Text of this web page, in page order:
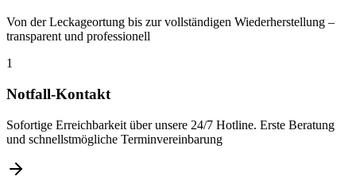
Von der Leckageortung bis zur vollständigen Wiederherstellung –
transparent und professionell
1
Notfall-Kontakt
Sofortige Erreichbarkeit über unsere 24/7 Hotline. Erste Beratung
und schnellstmögliche Terminvereinbarung